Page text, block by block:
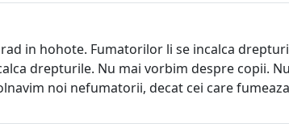
in hohote. Fumatorilor li se incalca
drepturile. Nu mai vorbim despre copii.
noi nefumatorii, decat cei care